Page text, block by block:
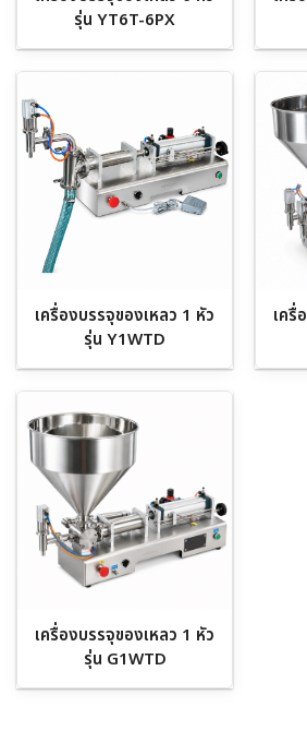
รุ่น YT6T-6PX
เครื่องบรรจุของเหลว 1 หัว
รุ่น Y1WTD
เครื่
เครื่องบรรจุของเหลว 1 หัว
รุ่น G1WTD